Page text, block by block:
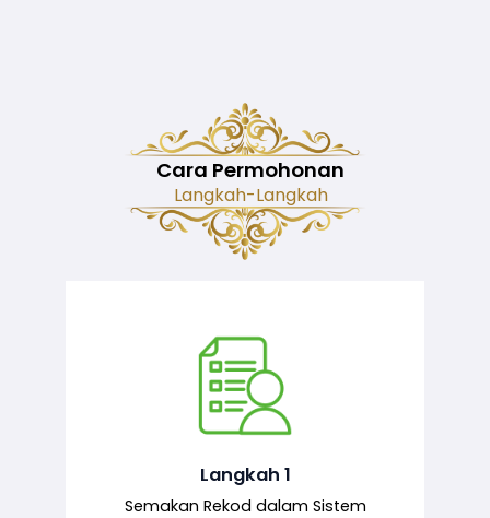
Cara Permohonan
Langkah-Langkah
Langkah 1
Semakan Rekod dalam Sistem
Semakan ke atas sejarah permohonan
yang pernah dibuat oleh pemohon,